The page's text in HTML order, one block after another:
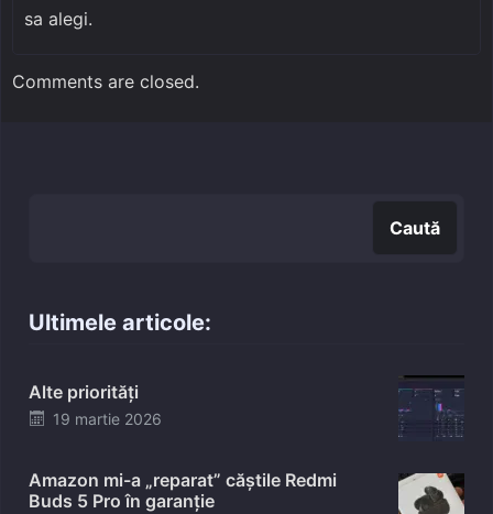
sa alegi.
Comments are closed.
Caută
Ultimele articole:
Alte priorități
Posted
19 martie 2026
Amazon mi-a „reparat” căștile Redmi
Buds 5 Pro în garanție